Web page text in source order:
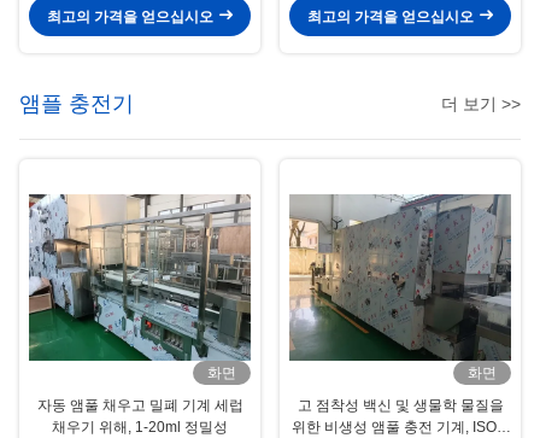
PLC 제어 및 고 용량
최고의 가격을 얻으십시오
최고의 가격을 얻으십시오
앰플 충전기 더 보기 >>
화면
자동 앰풀 채우고 밀폐 기계 세럽
채우기 위해, 1-20ml 정밀성
화면
고 점착성 백신 및 생물학 물질을
위한 비생성 앰풀 충전 기계, ISO 5